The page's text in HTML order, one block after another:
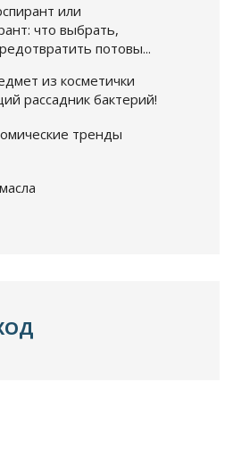
или
что выбрать,
потовы...
из косметички
рассадник бактерий!
тренды